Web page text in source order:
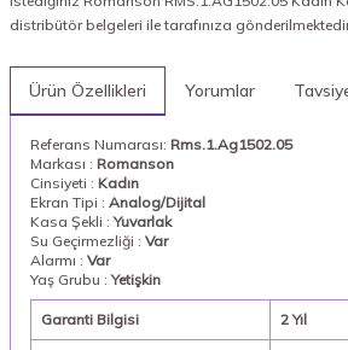
distribütör belgeleri ile tarafınıza
Ürün Özellikleri Yorumlar
Referans Numarası: Rms.1.Ag1502.05
Markası : Romanson
Cinsiyeti : Kadın
Ekran Tipi : Analog/Dijital
Kasa Şekli :Yuvarlak
Su Geçirmezliği : Var
Alarmı : Var
Yaş Grubu :Yetişkin
Garanti Bilgisi 2 Yıl